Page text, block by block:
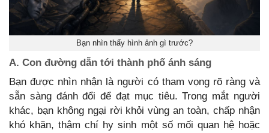
Bạn nhìn thấy hình ảnh gì trước?
A. Con đường dẫn tới thành phố ánh sáng
Bạn được nhìn nhận là người có tham vọng rõ ràng và
sẵn sàng đánh đổi để đạt mục tiêu. Trong mắt người
khác, bạn không ngại rời khỏi vùng an toàn, chấp nhận
khó khăn, thậm chí hy sinh một số mối quan hệ hoặc